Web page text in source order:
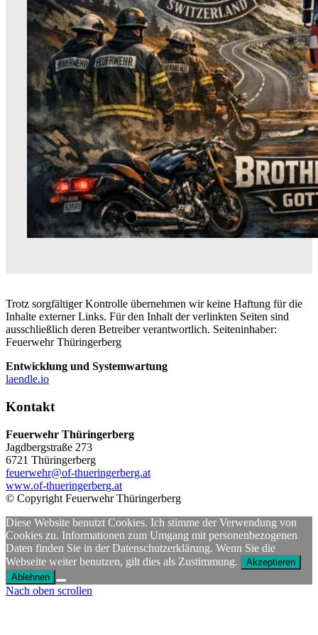
Trotz sorgfältiger Kontrolle übernehmen wir keine Haftung für die
Inhalte externer Links. Für den Inhalt der verlinkten Seiten sind
ausschließlich deren Betreiber verantwortlich. Seiteninhaber:
Feuerwehr Thüringerberg
Entwicklung und Systemwartung
laendle.io
Kontakt
Feuerwehr Thüringerberg
Jagdbergstraße 273
6721 Thüringerberg
feuerwehr@of-thueringerberg.at
www.of-thueringerberg.at
© Copyright Feuerwehr Thüringerberg
Diese Website benutzt Cookies. Ich stimme der Verwendung von
Cookies zu. Informationen zum Umgang mit personenbezogenen
Daten finden Sie in der Datenschutzerklärung. Wenn Sie die
Webseite weiter benutzen, gilt dies als Zustimmung.
Akzeptieren
Ablehnen
Nach oben scrollen